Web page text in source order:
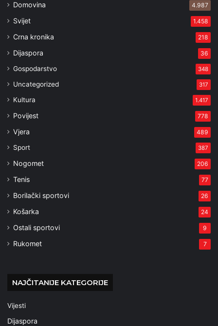
Domovina 4.987
Svijet 1.458
Crna kronika 218
Dijaspora 36
Gospodarstvo 348
Uncategorized 317
Kultura 1.417
Povijest 778
Vjera 489
Sport 387
Nogomet 206
Tenis 77
Borilački sportovi 26
Košarka 24
Ostali sportovi 9
Rukomet 7
NAJČITANIJE KATEGORIJE
Vijesti
Dijaspora